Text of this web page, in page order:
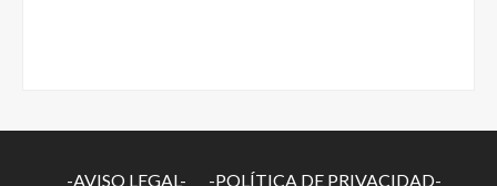
-AVISO LEGAL- -POLÍTICA DE PRIVACIDAD-